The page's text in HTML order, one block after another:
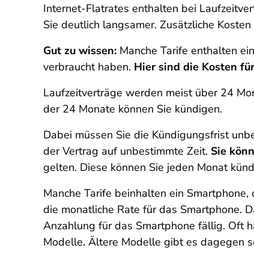
Internet-Flatrates enthalten bei
Sie deutlich langsamer. Zusätzliche
Gut zu wissen: Manche Tarife enthalten
verbraucht haben. Hier sind die Kosten
Laufzeitverträge werden meist über 24
der 24 Monate können Sie kündigen.
Dabei müssen Sie die Kündigungsfrist
der Vertrag auf unbestimmte Zeit. Sie
gelten. Diese können Sie jeden Monat
Manche Tarife beinhalten ein
die monatliche Rate für das Smartphone.
Anzahlung für das Smartphone fällig. Oft
Modelle. Ältere Modelle gibt es dagegen